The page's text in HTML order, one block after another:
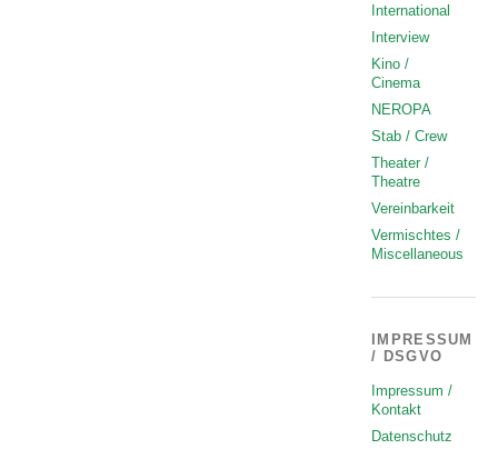
International
Interview
Kino /
Cinema
NEROPA
Stab / Crew
Theater /
Theatre
Vereinbarkeit
Vermischtes /
Miscellaneous
IMPRESSUM
/ DSGVO
Impressum /
Kontakt
Datenschutz